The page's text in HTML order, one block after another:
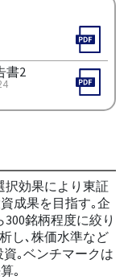
書2
択効果により東証
成果を目指す｡企
銘柄程度に絞り
し､株価水準など
｡ベンチマークは
｡